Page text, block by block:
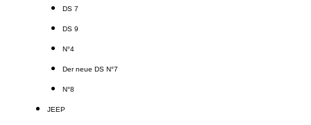
DS 7
DS 9
N°4
Der neue DS N°7
N°8
JEEP